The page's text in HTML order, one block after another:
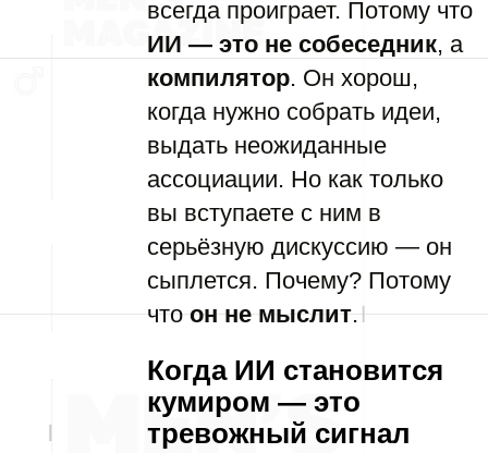
всегда проиграет. Потому что
ИИ — это не собеседник, а
компилятор. Он хорош,
когда нужно собрать идеи,
выдать неожиданные
ассоциации. Но как только
вы вступаете с ним в
серьёзную дискуссию — он
сыплется. Почему? Потому
что он не мыслит.
Когда ИИ становится
кумиром — это
тревожный сигнал